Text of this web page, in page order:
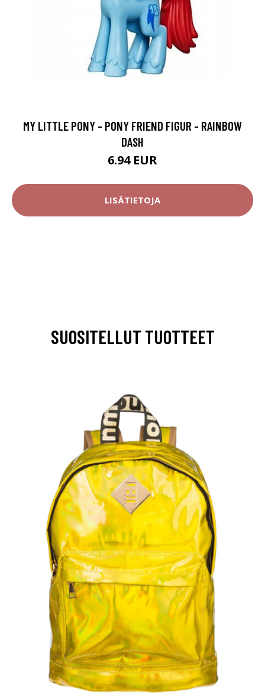
MY LITTLE PONY - PONY FRIEND FIGUR - RAINBOW
DASH
6.94 EUR
LISÄTIETOJA
SUOSITELLUT TUOTTEET